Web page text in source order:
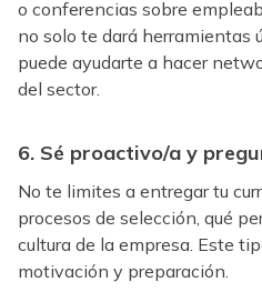
o conferencias sobre
no solo te dará herramientas
puede ayudarte a hacer
del sector.
6. Sé proactivo/a y
No te limites a entregar tu
procesos de selección, qué
cultura de la empresa. Este
motivación y preparación.